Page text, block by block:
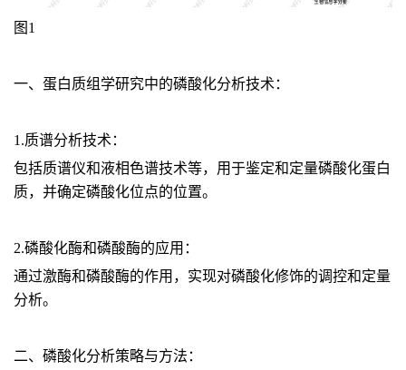
图1
一、蛋白质组学研究中的磷酸化分析技术：
1.质谱分析技术：
包括质谱仪和液相色谱技术等，用于鉴定和定量磷酸化蛋白
质，并确定磷酸化位点的位置。
2.磷酸化酶和磷酸酶的应用：
通过激酶和磷酸酶的作用，实现对磷酸化修饰的调控和定量
分析。
二、磷酸化分析策略与方法：